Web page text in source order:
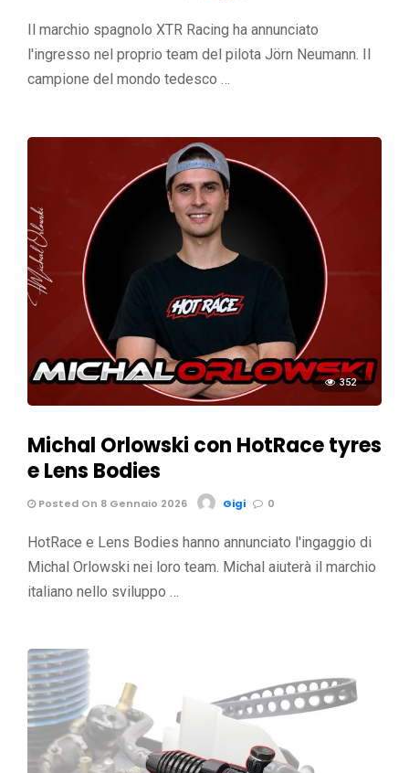
Il marchio spagnolo XTR Racing ha annunciato
l'ingresso nel proprio team del pilota Jörn Neumann. Il
campione del mondo tedesco …
352
Michal Orlowski con HotRace tyres
e Lens Bodies
Posted On 8 Gennaio 2026 Gigi 0
HotRace e Lens Bodies hanno annunciato l'ingaggio di
Michal Orlowski nei loro team. Michal aiuterà il marchio
italiano nello sviluppo …